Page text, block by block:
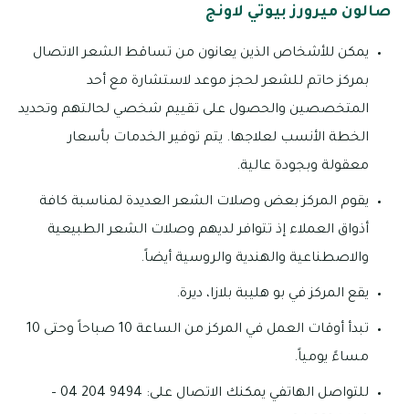
صالون ميرورز بيوتي لاونج
يمكن للأشخاص الذين يعانون من تساقط الشعر الاتصال
بمركز حاتم للشعر لحجز موعد لاستشارة مع أحد
المتخصصين والحصول على تقييم شخصي لحالتهم وتحديد
الخطة الأنسب لعلاجها. يتم توفير الخدمات بأسعار
معقولة وبجودة عالية.
يقوم المركز بعض وصلات الشعر العديدة لمناسبة كافة
أذواق العملاء إذ تتوافر لديهم وصلات الشعر الطبيعية
والاصطناعية والهندية والروسية أيضاً.
يقع المركز في بو هليبة بلازا، ديرة.
تبدأ أوقات العمل في المركز من الساعة 10 صباحاً وحتى 10
مساءً يومياً.
للتواصل الهاتفي يمكنك الاتصال على: 9494 204 04 –